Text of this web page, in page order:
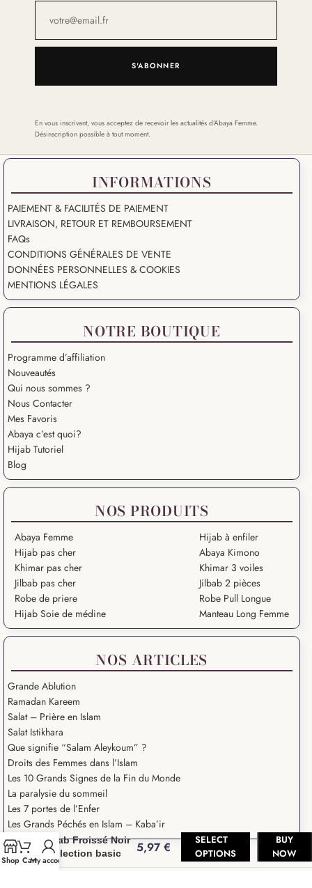
S'ABONNER
En vous inscrivant, vous acceptez de recevoir les actualités d’Abaya Femme.
Désinscription possible à tout moment.
INFORMATIONS
PAIEMENT & FACILITÉS DE PAIEMENT
LIVRAISON, RETOUR ET REMBOURSEMENT
FAQs
CONDITIONS GÉNÉRALES DE VENTE
DONNÉES PERSONNELLES & COOKIES
MENTIONS LÉGALES
NOTRE BOUTIQUE
Programme d’affiliation
Nouveautés
Qui nous sommes ?
Nous Contacter
Mes Favoris
Abaya c’est quoi?
Hijab Tutoriel
Blog
NOS PRODUITS
Abaya Femme
Hijab pas cher
Khimar pas cher
Jilbab pas cher
Robe de priere
Hijab Soie de médine
Hijab à enfiler
Abaya Kimono
Khimar 3 voiles
Jilbab 2 pièces
Robe Pull Longue
Manteau Long Femme
NOS ARTICLES
Grande Ablution
Ramadan Kareem
Salat – Prière en Islam
Salat Istikhara
Que signifie “Salam Aleykoum” ?
Droits des Femmes dans l’Islam
Les 10 Grands Signes de la Fin du Monde
La paralysie du sommeil
Les 7 portes de l’Enfer
Les Grands Péchés en Islam – Kaba’ir
Shop CartMy account
Hijab Froissé Noir
collection basic
5,97 €
SELECT
OPTIONS
BUY
NOW